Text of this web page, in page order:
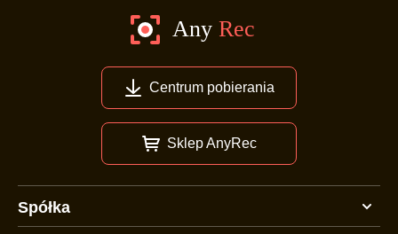
Centrum pobierania
Sklep AnyRec
Spółka